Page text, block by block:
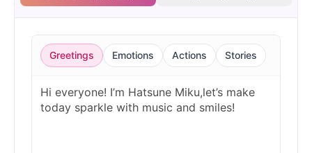
Bluey
Female @EchoVale
Male @IdeaSynth
Greetings Emotions Actions Stories